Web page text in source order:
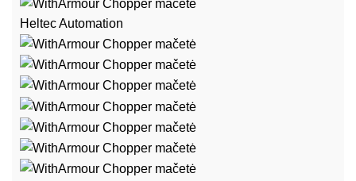
Heltec Automation